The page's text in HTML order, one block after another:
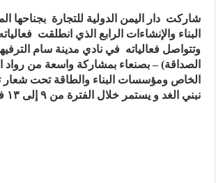
شاركت دار اليمن الدولية للتجارة بجناحها
البناء والإنشاءات الرابع الذي انطلقت
وتتواصل فعالياته في نادي مدينة سام
الصداقة) – بصنعاء بمشاركة واسعة من رواد
الخاص ومؤسسات البناء والطاقة تحت شعار
نبني الغد و يستمر خلال الفترة من ٩ إلى ١٣ فبراير ٢٠٢٥.